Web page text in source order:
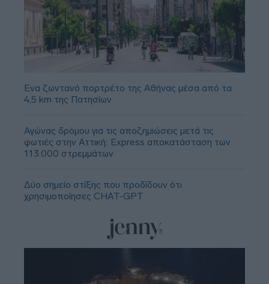
Ένα ζωντανό πορτρέτο της Αθήνας μέσα από τα
4,5 km της Πατησίων
Αγώνας δρόμου για τις αποζημιώσεις μετά τις
φωτιές στην Αττική: Express αποκατάσταση των
113.000 στρεμμάτων
Δύο σημείο στίξης που προδίδουν ότι
χρησιμοποίησες CHAT-GPT